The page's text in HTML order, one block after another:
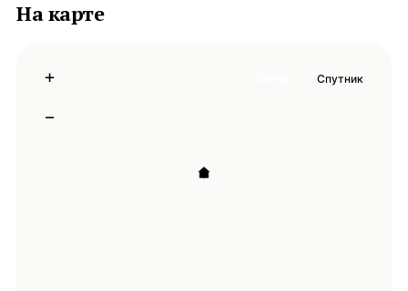
На карте
+
−
Спутник